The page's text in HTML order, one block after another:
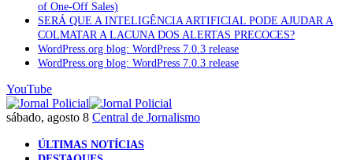
of One-Off Sales)
SERÁ QUE A INTELIGÊNCIA ARTIFICIAL PODE AJUDAR A
COLMATAR A LACUNA DOS ALERTAS PRECOCES?
WordPress.org blog: WordPress 7.0.3 release
WordPress.org blog: WordPress 7.0.3 release
YouTube
sábado, agosto 8 Central de Jornalismo
ÚLTIMAS NOTÍCIAS